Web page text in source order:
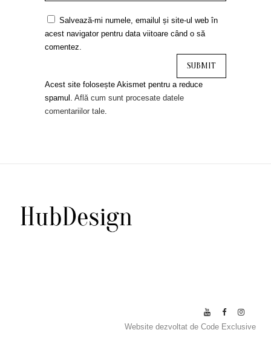
Salvează-mi numele, emailul și site-ul web în
acest navigator pentru data viitoare când o să
comentez.
Acest site folosește Akismet pentru a reduce
spamul. Află cum sunt procesate datele
comentariilor tale.
Website dezvoltat de Code Exclusive